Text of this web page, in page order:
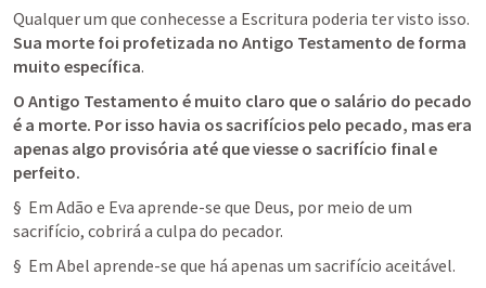
Sua morte foi profetizada no Antigo Testamento de forma
muito específica.
O Antigo Testamento é muito claro que o salário do pecado
é a morte. Por isso havia os sacrifícios pelo pecado, mas era
apenas algo provisória até que viesse o sacrifício final e
perfeito.
§  Em Adão e Eva aprende-se que Deus, por meio de um
sacrifício, cobrirá a culpa do pecador.
§  Em Abel aprende-se que há apenas um sacrifício aceitável.